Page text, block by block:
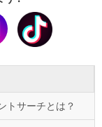
トサーチとは？